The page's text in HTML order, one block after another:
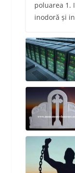
poluarea 1.
inodoră și